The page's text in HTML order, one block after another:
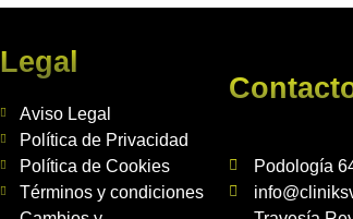
Legal
Aviso Legal
Política de Privacidad
Política de Cookies
Términos y condiciones
Podología